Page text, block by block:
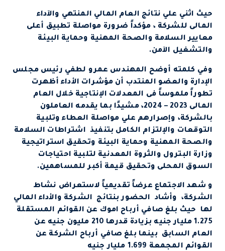
حيث اثني علي نتائج العام المالي المنتهي والآداء
المالى للشركة ، مؤكداً ضرورة مواصلة تطبيق أعلى
معايير السلامة والصحة المهنية وحماية البيئة
والتشغيل الآمن.
وفي كلمته أوضح المهندس عمرو لطفي رئيس مجلس
الإدارة والعضو المنتدب أن مؤشرات الأداء أظهرت
تطوراً ملموساً فى المعدلات الإنتاجية خلال العام
المالى 2023 – 2024، مشيدًا بما يقدمه العاملون
بالشركة، وإصرارهم علي مواصلة العطاء وتلبية
التوقعات والإلتزام الكامل بتنفيذ اشتراطات السلامة
والصحة المهنية وحماية البيئة وتحقيق استراتيجية
وزارة البترول والثروة المعدنية لتلبية احتياجات
السوق المحلى وتحقيق قيمة أكبر للمساهمين.
و شهد الاجتماع عرضاً تقديمياً لاستعراض نشاط
الشركة، وأشاد الحضور بنتائج الشركة والأداء المالي
لها حيث بلغ صافي أرباح اموك عن القوائم المستقلة
1.275 مليار جنيه بزيادة قدرها 210 مليون جنيه عن
العام السابق بينما بلغ صافي أرباح الشركة عن
القوائم المجمعة 1.699 مليار جنيه